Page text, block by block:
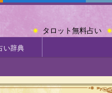
タロット無料占い
い辞典